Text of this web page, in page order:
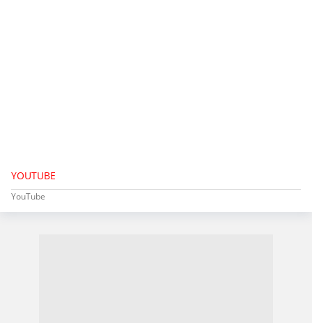
YOUTUBE
YouTube